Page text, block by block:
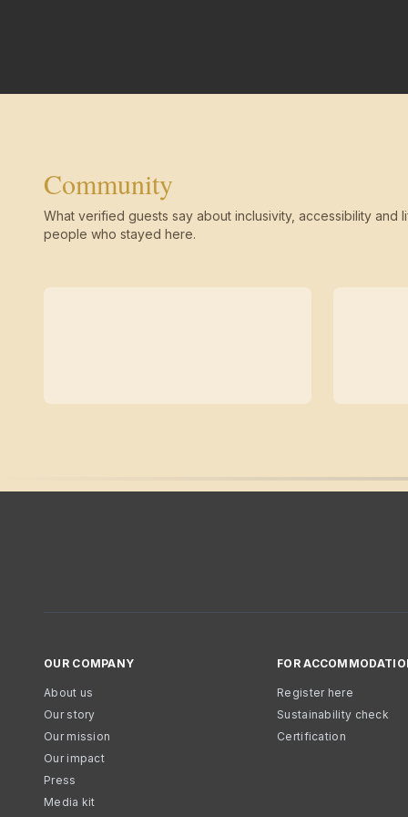
Community
What verified guests say about inclusivity, accessibility and
people who stayed here.
OUR COMPANY
About us
Our story
Our mission
Our impact
Press
Media kit
FOR
Register here
Sustainability check
Certification